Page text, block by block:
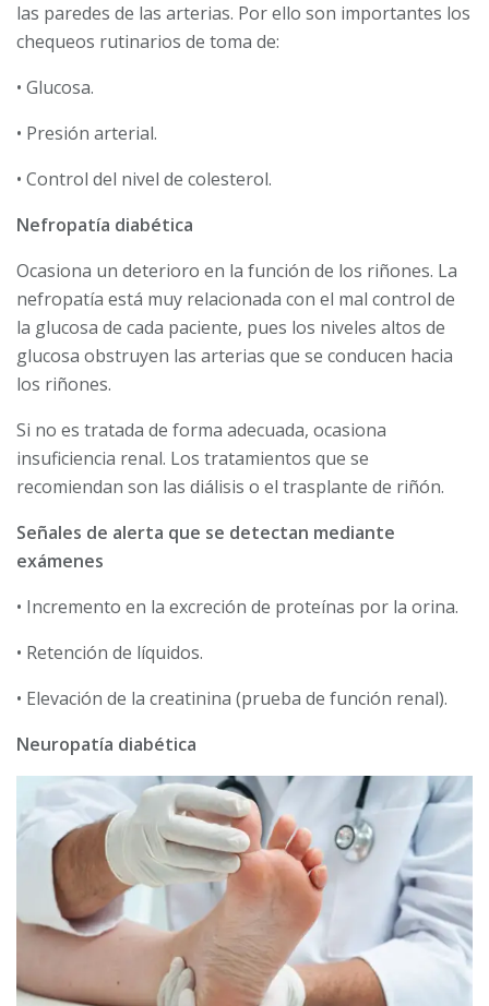
las paredes de las arterias. Por ello son importantes los
chequeos rutinarios de toma de:
• Glucosa.
• Presión arterial.
• Control del nivel de colesterol.
Nefropatía diabética
Ocasiona un deterioro en la función de los riñones. La
nefropatía está muy relacionada con el mal control de
la glucosa de cada paciente, pues los niveles altos de
glucosa obstruyen las arterias que se conducen hacia
los riñones.
Si no es tratada de forma adecuada, ocasiona
insuficiencia renal. Los tratamientos que se
recomiendan son las diálisis o el trasplante de riñón.
Señales de alerta que se detectan mediante
exámenes
• Incremento en la excreción de proteínas por la orina.
• Retención de líquidos.
• Elevación de la creatinina (prueba de función renal).
Neuropatía diabética